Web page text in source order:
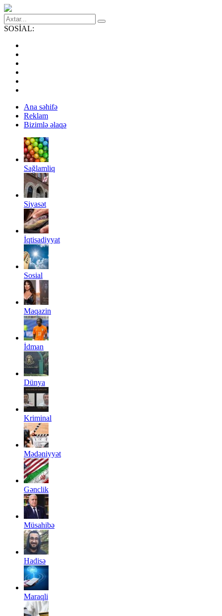
SOSİAL:
Ana səhifə
Reklam
Bizimlə əlaqə
Sağlamliq
Siyasət
İqtisadiyyat
Sosial
Maqazin
İdman
Dünya
Kriminal
Mədəniyyət
Gənclik
Müsahibə
Hadisə
Maraqli